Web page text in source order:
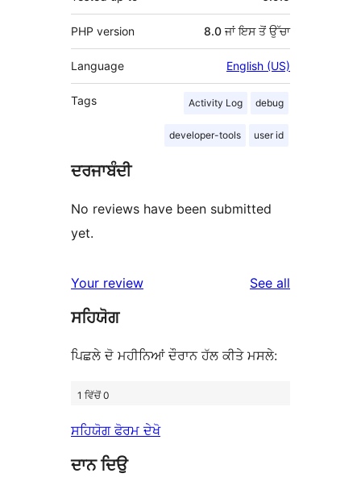
PHP version 8.0 ਜਾਂ ਇਸ ਤੋਂ ਉੱਚਾ
Language English (US)
Tags Activity Log debug
developer-tools user id
ਦਰਜਾਬੰਦੀ
No reviews have been submitted
yet.
Your review See all
ਸਹਿਯੋਗ
ਪਿਛਲੇ ਦੋ ਮਹੀਨਿਆਂ ਦੌਰਾਨ ਹੱਲ ਕੀਤੇ ਮਸਲੇ:
1 ਵਿੱਚੋਂ 0
ਸਹਿਯੋਗ ਫੋਰਮ ਦੇਖੋ
ਦਾਨ ਦਿਉ